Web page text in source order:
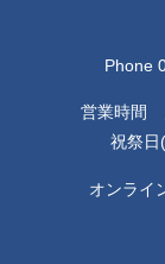
Phone
営業時間
祝祭日
オンライ